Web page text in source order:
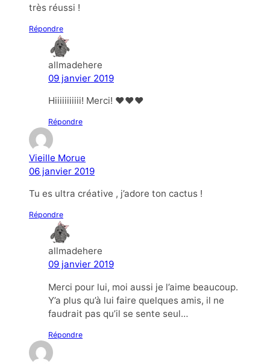
très réussi !
Répondre
allmadehere
09 janvier 2019
Hiiiiiiiiiii! Merci! ❤❤❤
Répondre
Vieille Morue
06 janvier 2019
Tu es ultra créative , j’adore ton cactus !
Répondre
allmadehere
09 janvier 2019
Merci pour lui, moi aussi je l’aime beaucoup.
Y’a plus qu’à lui faire quelques amis, il ne
faudrait pas qu’il se sente seul…
Répondre